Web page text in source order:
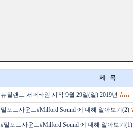
제 목
뉴질랜드 서머타임 시작 9월 29일(일) 2019년
밀포드사운드#Milford Sound 에 대해 알아보기(2)
#밀포드사운드#Milford Sound 에 대해 알아보기(1)